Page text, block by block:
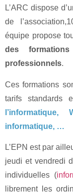
L’ARC dispose
de
équipe propose
des
professionnels.
Ces formations
tarifs standards
informatique, …
L’EPN est par
jeudi et vendredi
individuelles (
librement les